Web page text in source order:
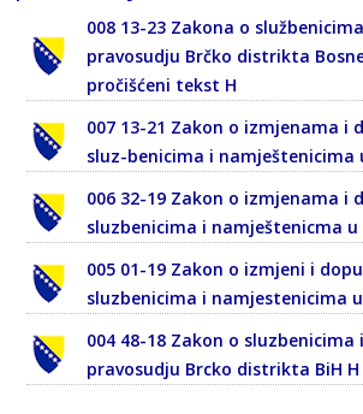
008 13-23 Zakona o
pravosudju Brčko distrikta
pročišćeni tekst H
007 13-21 Zakon o izmjenama i
sluz-benicima i namještenicima
006 32-19 Zakon o izmjenama i
sluzbenicima i namještenicma u
005 01-19 Zakon o izmjeni i
sluzbenicima i namjestenicima
004 48-18 Zakon o
pravosudju Brcko distrikta BiH H